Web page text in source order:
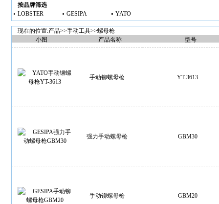
按品牌筛选
LOBSTER
GESIPA YATO
现在的位置:产品>>手动工具>>螺母枪
小图
产品名称 型号
手动铆螺母枪 YT-3613
强力手动螺母枪 GBM30
手动铆螺母枪 GBM20